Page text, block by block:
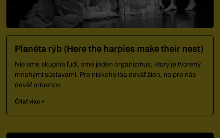
Planéta rýb (Here the harpies make their nest)
Nie sme skupina ľudí, sme jeden organizmus, ktorý je tvorený
mnohými sústavami. Pre niekoho iba deväť žien, no pre nás
deväť príbehov.
Čítať viac »